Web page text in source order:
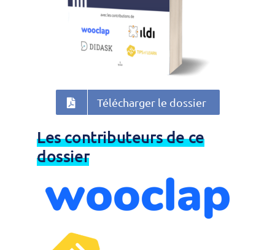
Télécharger le dossier
Les contributeurs de ce
dossier